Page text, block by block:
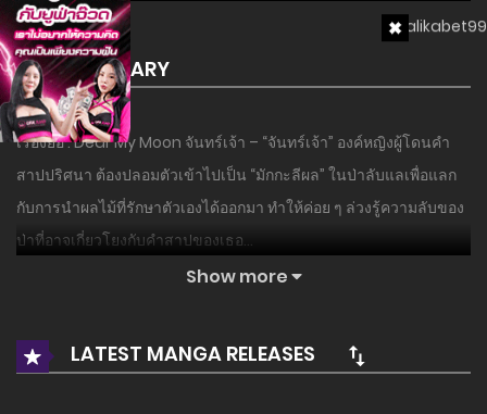
SUMMARY
เรื่องย่อ : Dear My Moon จันทร์เจ้า – “จันทร์เจ้า” องค์หญิงผู้โดนคำ
สาปปริศนา ต้องปลอมตัวเข้าไปเป็น “มักกะลีผล” ในป่าลับแลเพื่อแลก
กับการนำผลไม้ที่รักษาตัวเองได้ออกมา ทำให้ค่อย ๆ ล่วงรู้ความลับของ
ป่าที่อาจเกี่ยวโยงกับคำสาปของเธอ…
อ่านเรื่องนี้ก่อนใครได้ที่ MANGA-LC.NET เท่านั้น!
Show more
LATEST MANGA RELEASES